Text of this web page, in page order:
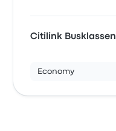
Citilink Busklassen
Economy